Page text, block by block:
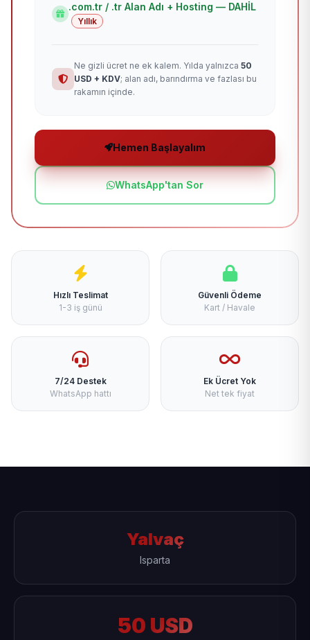
.com.tr / .tr Alan Adı + Hosting — DAHİL
Yıllık
Ne gizli ücret ne ek kalem. Yılda yalnızca 50
USD + KDV; alan adı, barındırma ve fazlası bu
rakamın içinde.
Hemen Başlayalım
WhatsApp'tan Sor
Hızlı Teslimat
1-3 iş günü
Güvenli Ödeme
Kart / Havale
7/24 Destek
WhatsApp hattı
Ek Ücret Yok
Net tek fiyat
Yalvaç
Isparta
50 USD